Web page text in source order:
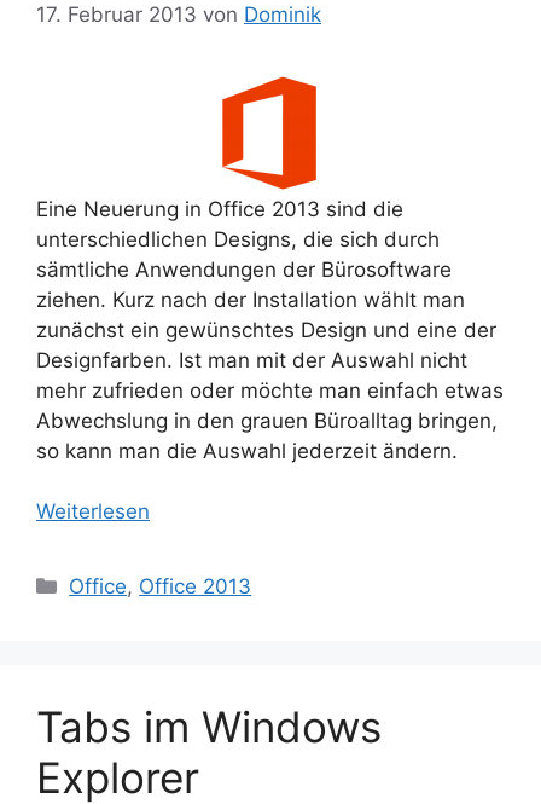
17. Februar 2013 von Dominik
Eine Neuerung in Office 2013 sind die
unterschiedlichen Designs, die sich durch
sämtliche Anwendungen der Bürosoftware
ziehen. Kurz nach der Installation wählt man
zunächst ein gewünschtes Design und eine der
Designfarben. Ist man mit der Auswahl nicht
mehr zufrieden oder möchte man einfach etwas
Abwechslung in den grauen Büroalltag bringen,
so kann man die Auswahl jederzeit ändern.
Weiterlesen
Kategorien
Office, Office 2013
Tabs im Windows
Explorer